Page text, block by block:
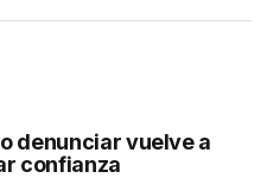
denunciar vuelve a
confianza